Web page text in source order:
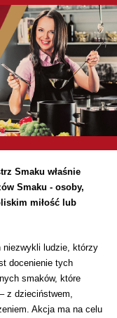
Smaku właśnie
Smaku - osoby,
miłość lub
niezwykli ludzie, którzy
docenienie tych
smaków, które
z dzieciństwem,
Akcja ma na celu